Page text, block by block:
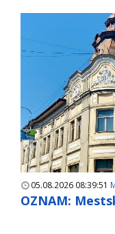
05.08.2026 08:39:51
OZNAM: